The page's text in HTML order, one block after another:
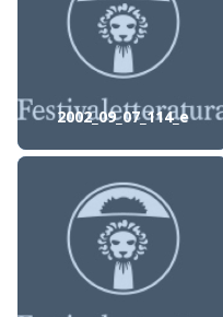
2002_09_07_114_e